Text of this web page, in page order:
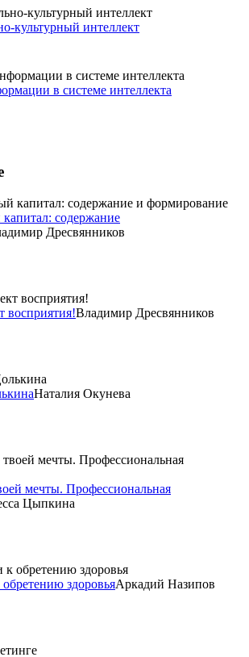
культурный интеллект
в системе интеллекта
содержание
Дресвянников
восприятия!Владимир Дресвянников
Наталия Окунева
мечты. Профессиональная
Цыпкина
здоровьяАркадий Назипов